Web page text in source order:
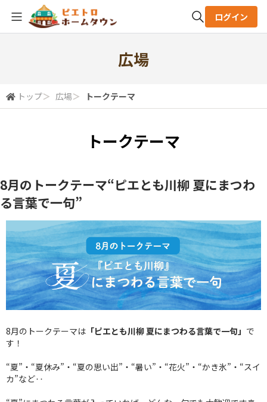
ログイン
広場
トップ＞ 広場＞ トークテーマ
トークテーマ
8月のトークテーマ“ピエとも川柳 夏にまつわ
る言葉で一句”
8月のトークテーマは 「ピエとも川柳 夏にまつわる言葉で一句」 で
す！
“夏”・“夏休み”・“夏の思い出”・“暑い”・“花火”・“かき氷”・“スイ
カ”など‥